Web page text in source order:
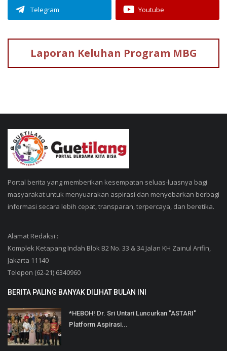
Telegram Youtube
Laporan Keluhan Program MBG
Portal berita yang memberikan kesempatan seluas-luasnya bagi
masyarakat untuk menyuarakan aspirasi dan menyebarkan berbagi
informasi secara lebih cepat, transparan, terpercaya, dan beretika.
Alamat Redaksi :
Komplek Ketapang Indah Blok B2 No. 33 & 34 Jalan KH Zainul Arifin,
Jakarta 11140
Telepon (62-21) 6340960
BERITA PALING BANYAK DILIHAT BULAN INI
*HEBOH! Dr. Sri Untari Luncurkan "ASTARI"
Platform Aspirasi...